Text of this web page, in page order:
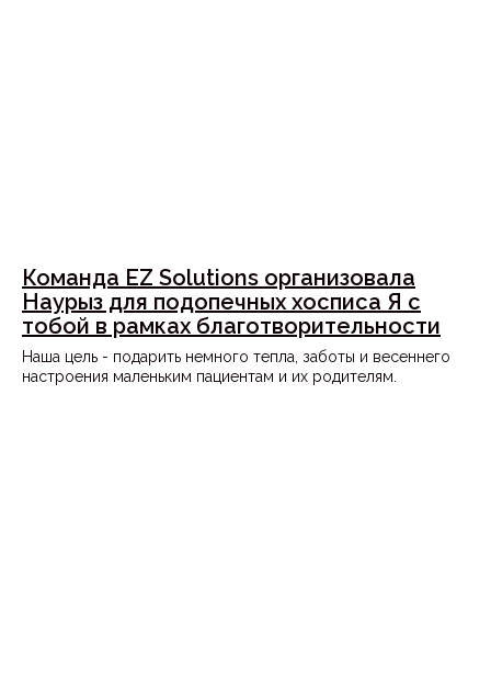
Команда EZ Solutions организовала
Наурыз для подопечных хосписа Я с
тобой в рамках благотворительности
Наша цель - подарить немного тепла, заботы и весеннего
настроения маленьким пациентам и их родителям.